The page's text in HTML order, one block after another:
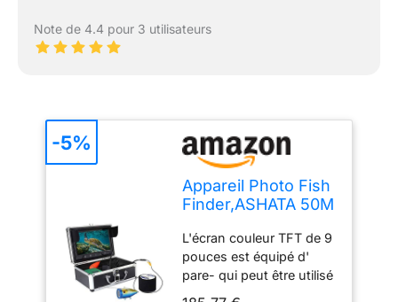
Note de 4.4 pour 3 utilisateurs
Appareil Photo Fish
Finder,ASHATA 50M
sous-Marine HD
1000TVL Appareil
Photo de pêche
sous-Marine,
L'écran couleur TFT de 9
pouces est équipé d'
pare- qui peut être utilisé
-5%